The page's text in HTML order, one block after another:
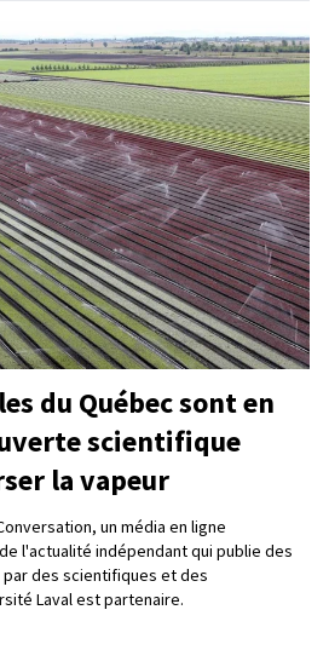
du Québec sont en
scientifique
la vapeur
un média en ligne
l'actualité indépendant qui publie des
des scientifiques et des
Laval est partenaire.